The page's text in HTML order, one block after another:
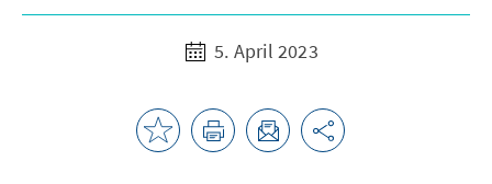
5. April 2023